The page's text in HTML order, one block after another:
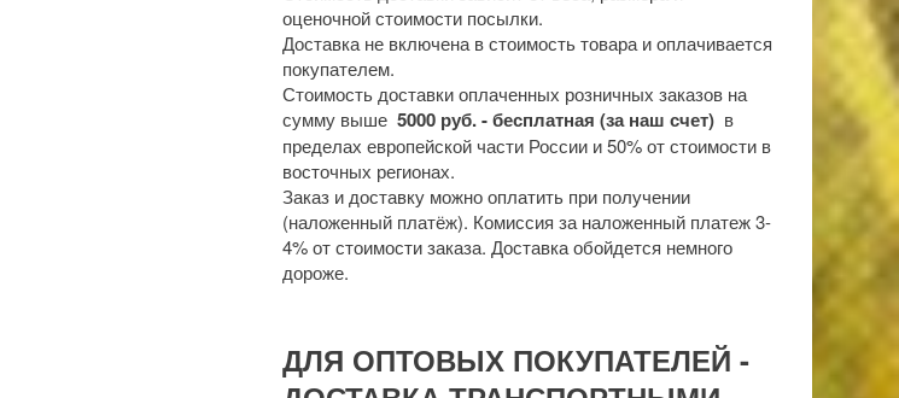
оценочной стоимости посылки.
Доставка не включена в стоимость товара и оплачивается
покупателем.
Стоимость доставки оплаченных розничных заказов на
сумму выше 5000 руб. - бесплатная (за наш счет) в
пределах европейской части России и 50% от стоимости в
восточных регионах.
Заказ и доставку можно оплатить при получении
(наложенный платёж). Комиссия за наложенный платеж 3-
4% от стоимости заказа. Доставка обойдется немного
дороже.
ДЛЯ ОПТОВЫХ ПОКУПАТЕЛЕЙ -